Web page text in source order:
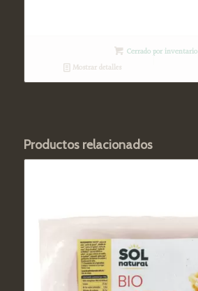
Cerrado por inventario
Mostrar detalles
Productos relacionados